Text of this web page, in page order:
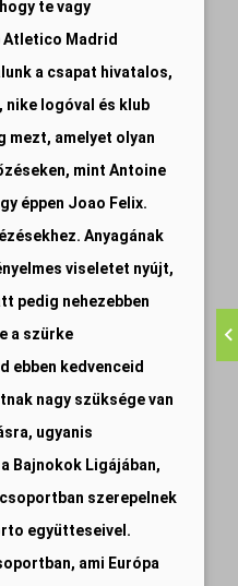
te vagy
Atletico Madrid
a csapat hivatalos,
nike logóval és klub
mezt, amelyet olyan
mint Antoine
éppen Joao Felix.
Anyagának
viseletet nyújt,
pedig nehezebben
a szürke
ebben kedvenceid
nagy szüksége van
ugyanis
Bajnokok Ligájában,
szerepelnek
együtteseivel.
ami Európa